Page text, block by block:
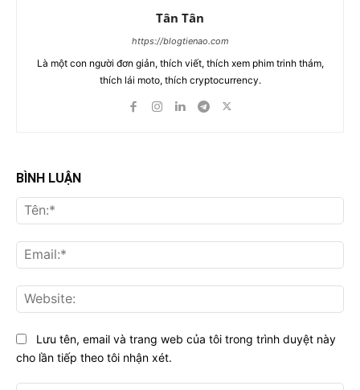
Tân Tân
https://blogtienao.com
Là một con người đơn giản, thích viết, thích xem phim trinh thám,
thích lái moto, thích cryptocurrency.
BÌNH LUẬN
Lưu tên, email và trang web của tôi trong trình duyệt này
cho lần tiếp theo tôi nhận xét.